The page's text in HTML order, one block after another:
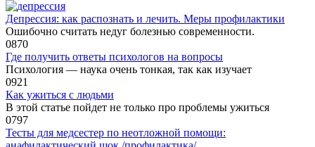
Депрессия: как распознать и лечить. Меры профилактики
Ошибочно считать недуг болезнью современности.
0870
Где получить ответы психологов на вопросы
Психология — наука очень тонкая, так как изучает
0921
Как ужиться с людьми
В этой статье пойдет не только про проблемы ужиться
0797
Тесты для медсестер по неотложной помощи: